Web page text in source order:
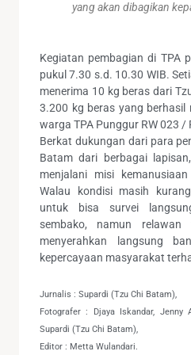
yang akan dibagikan
Kegiatan pembagian di TPA
pukul 7.30 s.d. 10.30 WIB.
menerima 10 kg beras dari
3.200 kg beras yang berhasil
warga TPA Punggur RW 023 /
Berkat dukungan dari para
Batam dari berbagai
menjalani misi
Walau kondisi masih
untuk bisa survei
sembako, namun
menyerahkan langsung
kepercayaan masyarakat
Jurnalis : Supardi (Tzu Chi Batam),
Fotografer : Djaya Iskandar, Jenny
Supardi (Tzu Chi Batam),
Editor : Metta Wulandari.